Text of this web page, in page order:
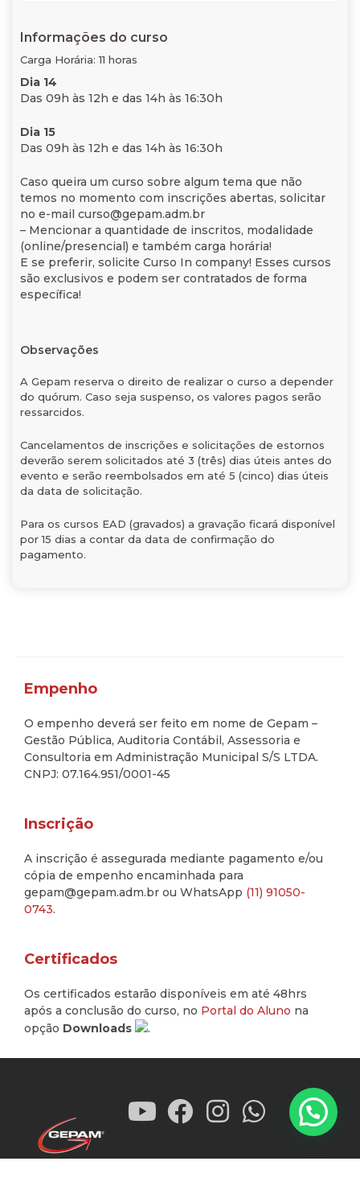
Informações do curso
Carga Horária: 11 horas
Dia 14
Das 09h às 12h e das 14h às 16:30h
Dia 15
Das 09h às 12h e das 14h às 16:30h
Caso queira um curso sobre algum tema que não
temos no momento com inscrições abertas, solicitar
no e-mail curso@gepam.adm.br
– Mencionar a quantidade de inscritos, modalidade
(online/presencial) e também carga horária!
E se preferir, solicite Curso In company! Esses cursos
são exclusivos e podem ser contratados de forma
específica!
Observações
A Gepam reserva o direito de realizar o curso a depender
do quórum. Caso seja suspenso, os valores pagos serão
ressarcidos.
Cancelamentos de inscrições e solicitações de estornos
deverão serem solicitados até 3 (três) dias úteis antes do
evento e serão reembolsados em até 5 (cinco) dias úteis
da data de solicitação.
Para os cursos EAD (gravados) a gravação ficará disponível
por 15 dias a contar da data de confirmação do
pagamento.
Empenho
O empenho deverá ser feito em nome de Gepam –
Gestão Pública, Auditoria Contábil, Assessoria e
Consultoria em Administração Municipal S/S LTDA.
CNPJ: 07.164.951/0001-45
Inscrição
A inscrição é assegurada mediante pagamento e/ou
cópia de empenho encaminhada para
gepam@gepam.adm.br ou WhatsApp (11) 91050-
0743.
Certificados
Os certificados estarão disponíveis em até 48hrs
após a conclusão do curso, no Portal do Aluno na
opção Downloads .